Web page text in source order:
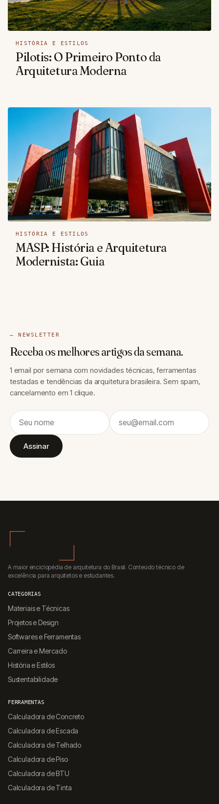
HISTÓRIA E ESTILOS
Pilotis: O Primeiro Ponto da
Arquitetura Moderna
HISTÓRIA E ESTILOS
MASP: História e Arquitetura
Modernista: Guia
— NEWSLETTER
Receba os melhores artigos da semana.
1 email por semana com novidades técnicas, ferramentas
testadas e tendências da arquitetura brasileira. Sem spam,
cancelamento em 1 clique.
Assinar
A maior enciclopédia de arquitetura do Brasil. Conteúdo técnico de
excelência para arquitetos e estudantes.
CATEGORIAS
Materiais e Técnicas
Projetos e Design
Softwares e Ferramentas
Carreira e Mercado
História e Estilos
Sustentabilidade
FERRAMENTAS
Calculadora de Concreto
Calculadora de Escada
Calculadora de Telhado
Calculadora de Piso
Calculadora de BTU
Calculadora de Tinta